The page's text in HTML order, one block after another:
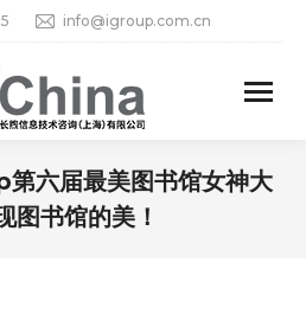
info@igroup.com.cn
六届最美图书馆女神大
图书馆的美！